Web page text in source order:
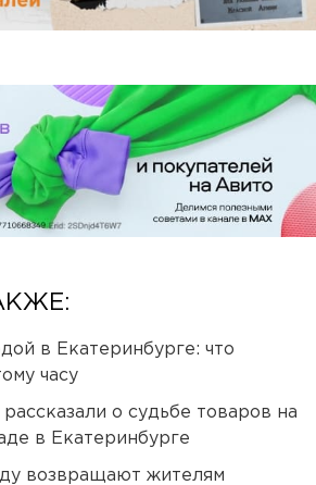
в Екатеринбурге: что
часу
о судьбе товаров на
в Екатеринбурге
возвращают жителям